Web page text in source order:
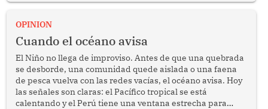
OPINION
Cuando el océano avisa
El Niño no llega de improviso. Antes de que una quebrada
se desborde, una comunidad quede aislada o una faena
de pesca vuelva con las redes vacías, el océano avisa. Hoy
las señales son claras: el Pacífico tropical se está
calentando y el Perú tiene una ventana estrecha para